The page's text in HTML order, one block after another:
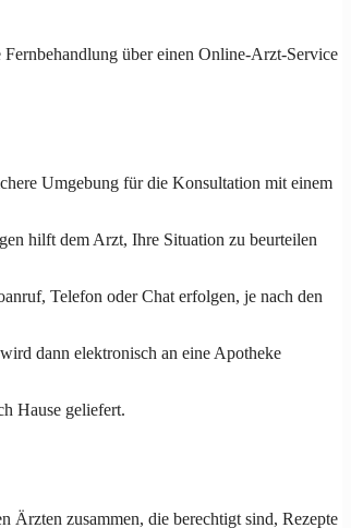
über einen Online-Arzt-Service
Umgebung für die Konsultation mit einem
hilft dem Arzt, Ihre Situation zu beurteilen
Telefon oder Chat erfolgen, je nach den
dann elektronisch an eine Apotheke
Hause geliefert.
Ärzten zusammen, die berechtigt sind, Rezepte